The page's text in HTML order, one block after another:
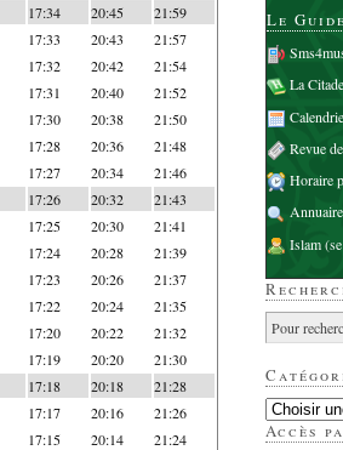
17:34 20:45 21:59
17:33 20:43 21:57
17:32 20:42 21:54
17:31 20:40 21:52
17:30 20:38 21:50
17:28 20:36 21:48
17:27 20:34 21:46
17:26 20:32 21:43
17:25 20:30 21:41
17:24 20:28 21:39
17:23 20:26 21:37
17:22 20:24 21:35
17:20 20:22 21:32
17:19 20:20 21:30
17:18 20:18 21:28
17:17 20:16 21:26
17:15 20:14 21:24
Le
La
Revue
Horaire
Islam
Accès